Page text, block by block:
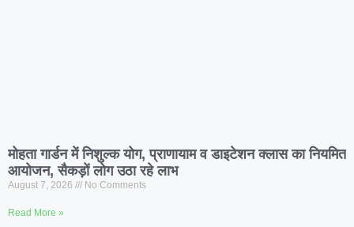
मोहता गार्डन में निशुल्क योग, प्राणायाम व डाइटेशन क्लास का नियमित
आयोजन, सैकड़ों लोग उठा रहे लाभ
August 7, 2026 No Comments
Read More »